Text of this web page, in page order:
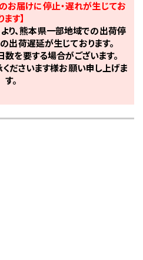
お届けに停止・遅れが生じてお
ます】
り、熊本県一部地域での出荷停
出荷遅延が生じております。
を要する場合がございます。
ださいます様お願い申し上げま
す。